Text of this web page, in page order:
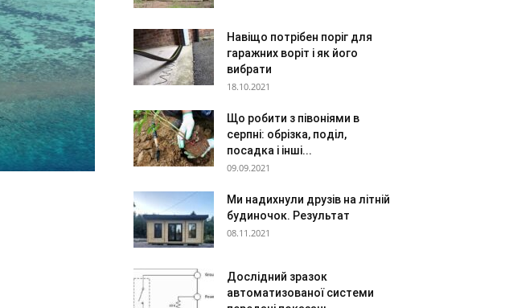
Навіщо потрібен поріг для
гаражних воріт і як його
вибрати
18.10.2021
Що робити з півоніями в
серпні: обрізка, поділ,
посадка і інші...
09.09.2021
Ми надихнули друзів на літній
будиночок. Результат
08.11.2021
Дослідний зразок
автоматизованої системи